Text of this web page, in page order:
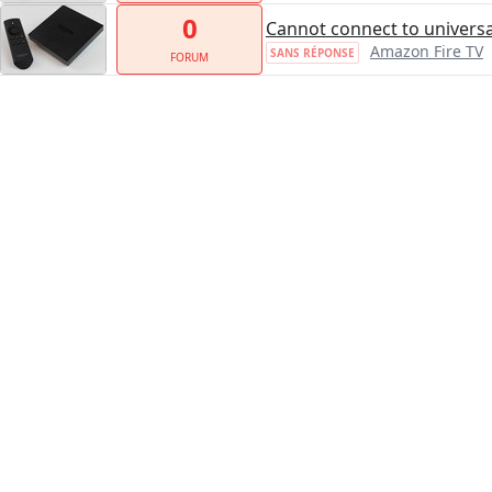
0
FORUM
Cannot connect to
SANS RÉPONSE Amazon Fire TV